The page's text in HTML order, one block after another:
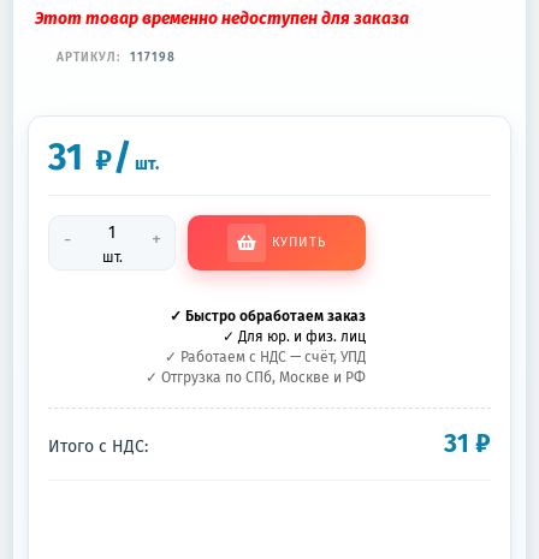
Этот товар временно недоступен для заказа
АРТИКУЛ: 117198
31 ₽/ шт.
-
шт.
+ КУПИТЬ
✓ Быстро обработаем заказ
✓ Для юр. и физ. лиц
✓ Работаем с НДС — счёт, УПД
✓ Отгрузка по СПб, Москве и РФ
Итого с НДС: 31 ₽